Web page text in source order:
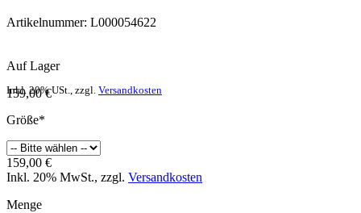
Artikelnummer: L000054622
Auf Lager
159,00 €
Inkl. 20% USt., zzgl. Versandkosten
Größe*
159,00 €
Inkl. 20% MwSt., zzgl. Versandkosten
Menge